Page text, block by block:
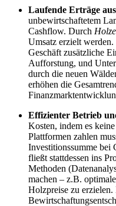
Laufende Erträge
unbewirtschaftetem
Cashflow. Durch
Umsatz erzielt
Geschäft zusätzliche
Aufforstung, und
durch die neuen
erhöhen die
Effizienter Betrieb
Kosten, indem es
Plattformen zahlen
Investitionssumme bei
fließt stattdessen ins
Methoden
machen – z.B.
Holzpreise zu